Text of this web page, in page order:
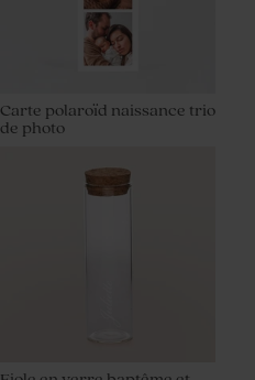
Carte polaroïd naissance trio
de photo